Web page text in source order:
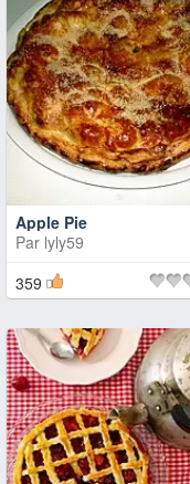
Apple Pie
Par lyly59
359